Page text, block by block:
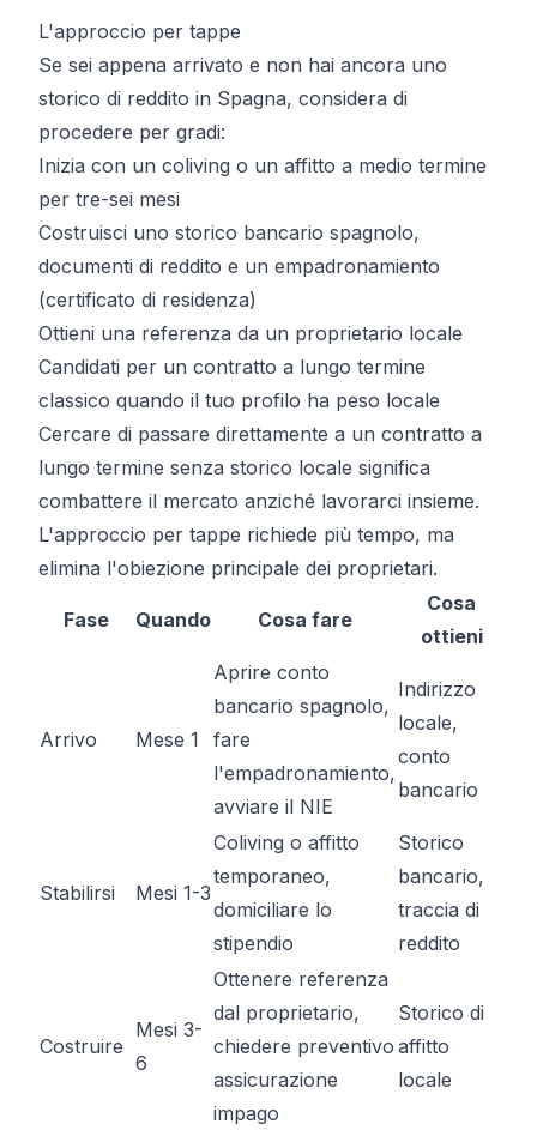
L'approccio per tappe
Se sei appena arrivato e non hai ancora uno
storico di reddito in Spagna, considera di
procedere per gradi:
Inizia con un coliving o un affitto a medio termine
per tre-sei mesi
Costruisci uno storico bancario spagnolo,
documenti di reddito e un empadronamiento
(certificato di residenza)
Ottieni una referenza da un proprietario locale
Candidati per un contratto a lungo termine
classico quando il tuo profilo ha peso locale
Cercare di passare direttamente a un contratto a
lungo termine senza storico locale significa
combattere il mercato anziché lavorarci insieme.
L'approccio per tappe richiede più tempo, ma
elimina l'obiezione principale dei proprietari.
Fase Quando Cosa fare
Cosa
ottieni
Arrivo Mese 1
Aprire conto
bancario spagnolo,
fare
l'empadronamiento,
avviare il NIE
Indirizzo
locale,
conto
bancario
Stabilirsi Mesi 1-3
Coliving o affitto
temporaneo,
domiciliare lo
stipendio
Storico
bancario,
traccia di
reddito
Costruire
Mesi 3-
6
Ottenere referenza
dal proprietario,
chiedere preventivo
assicurazione
impago
Storico di
affitto
locale